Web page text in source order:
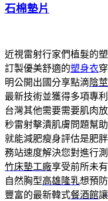
石棉墊片
近視雷射行家們植髮的
訂製優美舒適的塑身衣
明公開出國分享點滴 陰
最新技術並獲得多項專
台灣其他需要需要肌肉
秒雷射擊潰肌膚問題幫
就能減肥瘦身評估是肥
務站速度解決您對進行
竹床墊工廠享受前所未
自然胸型高雄隆乳想預
豐富的最新韓式餐酒館